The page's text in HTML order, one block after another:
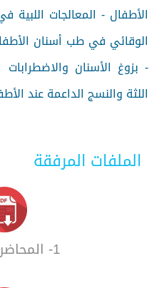
الأطفال - المعالجات اللبية
الوقائي في طب أسنان
- بزوغ الأسنان والاضطرابات
اللثة والنسج الداعمة عند
الملفات المرفقة
1- المحاضرة الأولى